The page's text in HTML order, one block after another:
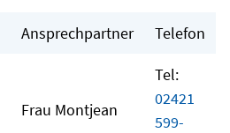
Ansprechpartner Telefon
Frau Montjean
Tel:
02421
599-